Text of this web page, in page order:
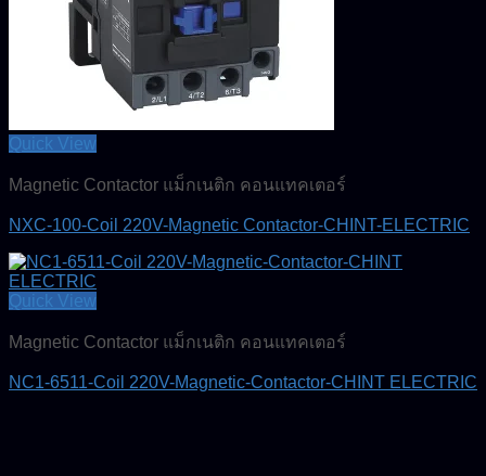
Quick View
Magnetic Contactor แม็กเนติก คอนแทคเตอร์
NXC-100-Coil 220V-Magnetic Contactor-CHINT-ELECTRIC
Quick View
Magnetic Contactor แม็กเนติก คอนแทคเตอร์
NC1-6511-Coil 220V-Magnetic-Contactor-CHINT ELECTRIC